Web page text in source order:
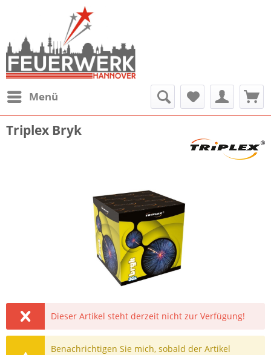
Menü
Triplex Bryk
Dieser Artikel steht derzeit nicht zur Verfügung!
Benachrichtigen Sie mich, sobald der Artikel